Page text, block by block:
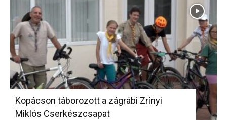
Kopácson táborozott a zágrábi Zrínyi
Miklós Cserkészcsapat